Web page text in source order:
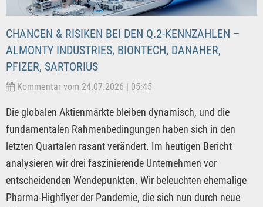
CHANCEN & RISIKEN BEI DEN Q.2-KENNZAHLEN –
ALMONTY INDUSTRIES, BIONTECH, DANAHER,
PFIZER, SARTORIUS
Kommentar vom 24.07.2026 | 05:45
Die globalen Aktienmärkte bleiben dynamisch, und die
fundamentalen Rahmenbedingungen haben sich in den
letzten Quartalen rasant verändert. Im heutigen Bericht
analysieren wir drei faszinierende Unternehmen vor
entscheidenden Wendepunkten. Wir beleuchten ehemalige
Pharma-Highflyer der Pandemie, die sich nun durch neue